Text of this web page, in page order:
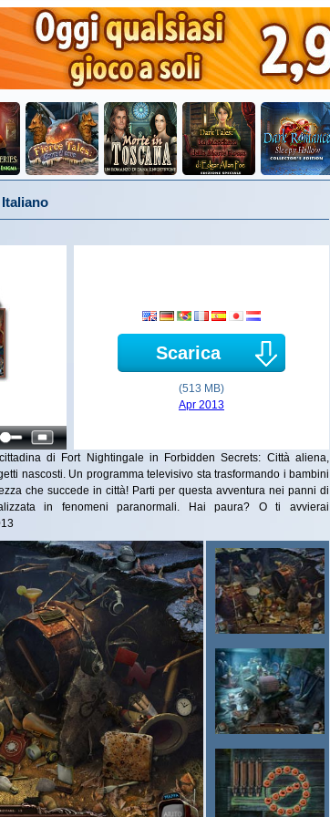
Scarica
(513 MB)
Apr 2013
di Fort Nightingale in Forbidden Secrets: Città aliena,
nascosti. Un programma televisivo sta trasformando i bambini
che succede in città! Parti per questa avventura nei panni di
in fenomeni paranormali. Hai paura? O ti avvierai